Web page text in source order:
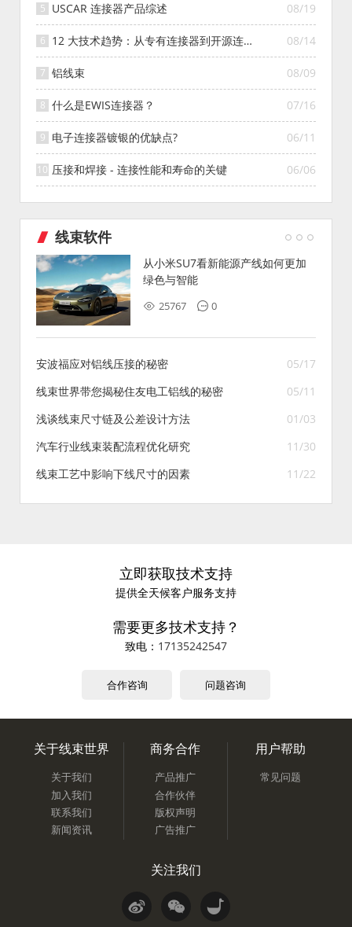
08/19
USCAR 连接器产品综述
08/14
12 大技术趋势：从专有连接器到开源连接
器的演变
08/09
铝线束
07/16
什么是EWIS连接器？
06/11
电子连接器镀银的优缺点?
06/06
压接和焊接 - 连接性能和寿命的关键
线束软件
从小米SU7看新能源产线如何更加
绿色与智能
25767 0
05/17
安波福应对铝线压接的秘密
05/11
线束世界带您揭秘住友电工铝线的秘密
01/03
浅谈线束尺寸链及公差设计方法
11/30
汽车行业线束装配流程优化研究
11/22
线束工艺中影响下线尺寸的因素
立即获取技术支持
提供全天候客户服务支持
需要更多技术支持？
致电： 17135242547
合作咨询 问题咨询
关于线束世界
关于我们
加入我们
联系我们
新闻资讯
商务合作
产品推广
合作伙伴
版权声明
广告推广
用户帮助
常见问题
关注我们